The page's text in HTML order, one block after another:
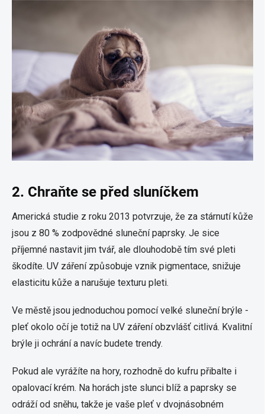
2. Chraňte se před sluníčkem
Americká studie z roku 2013 potvrzuje, že za stárnutí kůže
jsou z 80 % zodpovědné sluneční paprsky. Je sice
příjemné nastavit jim tvář, ale dlouhodobě tím své pleti
škodíte. UV záření způsobuje vznik pigmentace, snižuje
elasticitu kůže a narušuje texturu pleti.
Ve městě jsou jednoduchou pomocí velké sluneční brýle -
pleť okolo očí je totiž na UV záření obzvlášť citlivá. Kvalitní
brýle ji ochrání a navíc budete trendy.
Pokud ale vyrážíte na hory, rozhodně do kufru přibalte i
opalovací krém. Na horách jste slunci blíž a paprsky se
odráží od sněhu, takže je vaše pleť v dvojnásobném